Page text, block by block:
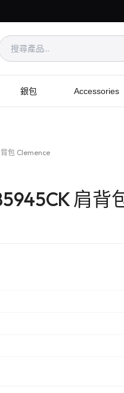
銀包 Accessories
包 Clemence
肩背